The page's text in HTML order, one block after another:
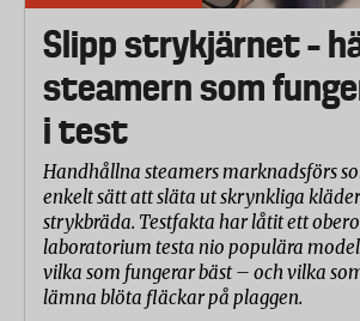
Slipp strykjärnet –
steamern som
i test
Handhållna steamers marknadsförs
enkelt sätt att släta ut skrynkliga
strykbräda. Testfakta har låtit ett
laboratorium testa nio populära
vilka som fungerar bäst – och vilka
lämna blöta fläckar på plaggen.